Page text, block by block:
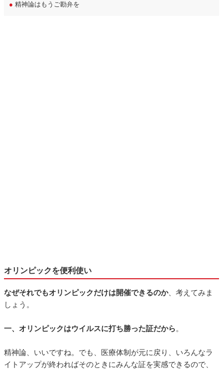
● 精神論はもうご勘弁を
オリンピックを便利使い
なぜそれでもオリンピックだけは開催できるのか、考えてみま
しょう。
一、オリンピックはウイルスに打ち勝った証だから。
精神論、いいですね。でも、医療体制が元に戻り、いろんなラ
イトアップが終わればそのときにみんな証を実感できるので、